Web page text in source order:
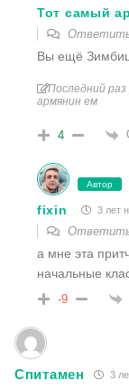
Тот самый
Вы ещё
Последний
армянин ем
4
Автор
fixin 3 лет
а мне эта
начальные
-9
Спитамен 3